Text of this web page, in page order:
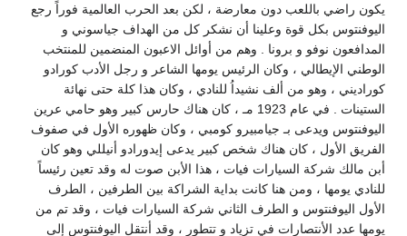
راضي باللعب دون معارضة ، لكن بعد الحرب العالمية فوراً رجع
بكل قوة وعلينا أن نشكر كل من الهداف جياسوني و
نوفو و برونا . وهم من أوائل الاعبون المنضمين للمنتخب
الإيطالي ، وكان الرئيس يومها الشاعر و رجل الأدب كورادو
، وهو من ألف نشيداُ للنادي ، وكان هذا كلة حتى نهائة
الستينات . في عام 1923 مـ ، كان هناك حارس كبير وهو حامي عرين
ويدعى بـ جيامبيرو كومبي ، وكان ظهوره الأول في صفوف
الأول ، كان هناك شخص كبير يدعى إيدورادو أنيللي وهو كان
مالك شركة السيارات فيات ، هذا الأبن صوت له وقد تعين رئيساً
يومها ، ومن هنا كانت بداية الشراكة بين الطرفين ، الطرف
اليوفنتوس و الطرف الثاني شركة السيارات فيات ، وقد تم من
عدد الأنتصارات في تزياد و تتطور ، وقد أنتقل اليوفنتوس إلى